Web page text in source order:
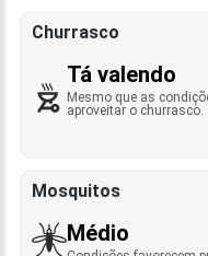
Churrasco
Tá valendo
Mesmo que as
aproveitar o churrasco.
Mosquitos
Médio